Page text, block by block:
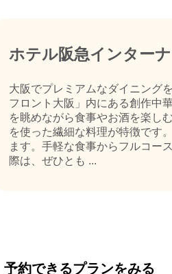
ホテル阪急インター
大阪でプレミアムなダイニング
フロント大阪」内にある創作中
を眺めながら食事やお酒を楽し
を使った繊細な料理が特徴です
ます。手軽な食事からフルコー
際は、ぜひとも ...
予約できるプランをみる